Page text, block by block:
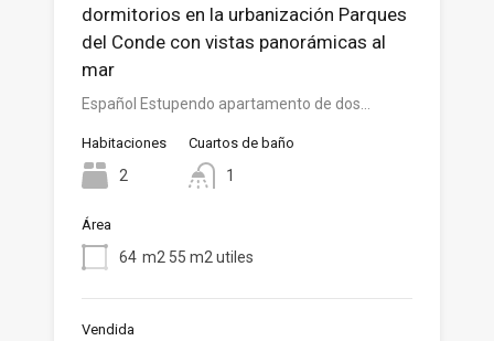
dormitorios en la urbanización Parques
del Conde con vistas panorámicas al
mar
Español Estupendo apartamento de dos…
Habitaciones
2
Cuartos de baño
1
Área
64 m2 55 m2 utiles
Vendida